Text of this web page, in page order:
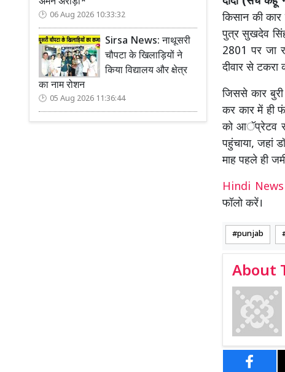
06 Aug 2026 10:33:32
Sirsa News: नाथूसरी
चौपटा के खिलाड़ियों ने
किया विद्यालय और क्षेत्र
का नाम रोशन
05 Aug 2026 11:36:44
किसान की कार
पुत्र सुखदेव
2801 पर जा
दीवार से
जिससे कार
कर कार में ही
को आॅप्रेटव
पहुंचाया, जहां
माह पहले ही
Hindi
फॉलो करें।
punjab
About